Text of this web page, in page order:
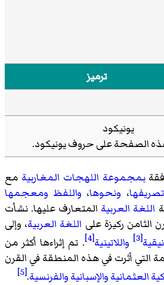
ترميز
الصفحة على حروفيونيكود.
بمجموعة اللهجات المغاربية مع
تصريفها، ونحوها، واللفظ ومعجمها
اللغة العربية المتعارف عليها. نشأت
الثامن ركيزة على اللغة العربية، وإلى
[3] واللاتينية[4] . تم إثراءها أكثر من
التي أثرت في هذه المنطقة في القرن
العثمانيةوالإسبانيةوالفرنسية.
[5]